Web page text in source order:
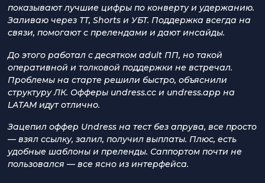
показывают лучшие цифры по конверту и удержанию.
Заливаю через ТТ, Shorts и УБТ. Поддержка всегда на
связи, помогают с прелендами и дают инсайды.
До этого работал с десятком adult ПП, но такой
оперативной и толковой поддержки не встречал.
Проблемы на старте решили быстро, объяснили
структуру ЛК. Офферы undress.cc и undress.app на
LATAM идут отлично.
Зацепил оффер Undress на тест без апрува, все просто
— взял ссылку, залил, получил выплаты. Плюс, есть
удобные шаблоны и преленды. Саппортом почти не
пользовался — все ясно из интерфейса.